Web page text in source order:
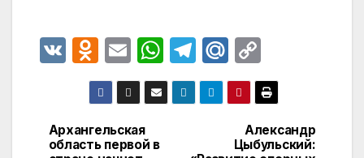
V
O
d
n
o
E
m
ail
W
h
at
T
el
e
M
ail
.R
o
p
y
Навигация
Александр
Цыбульский:
Архангельская
область первой в